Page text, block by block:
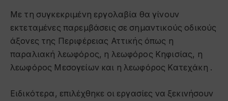
Με τη συγκεκριμένη εργολαβία θα γίνουν
εκτεταμένες παρεμβάσεις σε σημαντικούς οδικούς
άξονες της Περιφέρειας Αττικής όπως η
παραλιακή λεωφόρος, η λεωφόρος Κηφισίας, η
λεωφόρος Μεσογείων και η λεωφόρος Κατεχάκη .
Ειδικότερα, επιλέχθηκε οι εργασίες να ξεκινήσουν